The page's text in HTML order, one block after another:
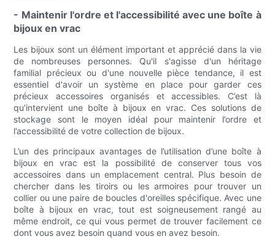
- Maintenir l'ordre et l'accessibilité avec une boîte à
bijoux en vrac
Les bijoux sont un élément important et apprécié dans la vie
de nombreuses personnes. Qu'il s'agisse d'un héritage
familial précieux ou d'une nouvelle pièce tendance, il est
essentiel d'avoir un système en place pour garder ces
précieux accessoires organisés et accessibles. C’est là
qu’intervient une boîte à bijoux en vrac. Ces solutions de
stockage sont le moyen idéal pour maintenir l’ordre et
l’accessibilité de votre collection de bijoux.
L’un des principaux avantages de l’utilisation d’une boîte à
bijoux en vrac est la possibilité de conserver tous vos
accessoires dans un emplacement central. Plus besoin de
chercher dans les tiroirs ou les armoires pour trouver un
collier ou une paire de boucles d'oreilles spécifique. Avec une
boîte à bijoux en vrac, tout est soigneusement rangé au
même endroit, ce qui vous permet de trouver facilement ce
dont vous avez besoin quand vous en avez besoin.